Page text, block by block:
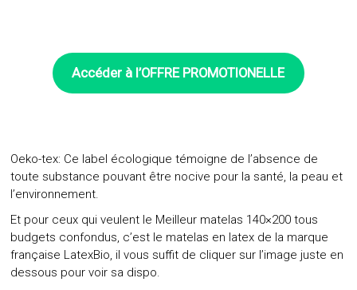
Accéder à l’OFFRE PROMOTIONELLE
Oeko-tex: Ce label écologique témoigne de l’absence de
toute substance pouvant être nocive pour la santé, la peau et
l’environnement.
Et pour ceux qui veulent le Meilleur matelas 140×200 tous
budgets confondus, c’est le matelas en latex de la marque
française LatexBio, il vous suffit de cliquer sur l’image juste en
dessous pour voir sa dispo.